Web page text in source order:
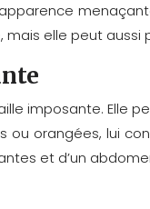
elle peut aussi
imposante. Elle
orangées, lui
et d’un